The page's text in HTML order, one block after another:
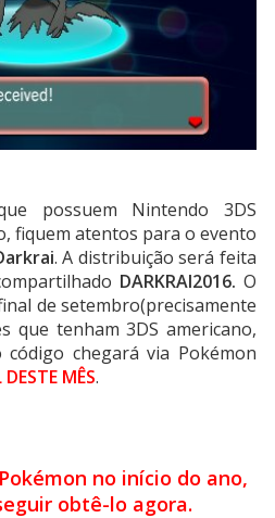
possuem Nintendo 3DS
fiquem atentos para o evento
. A distribuição será feita
DARKRAI2016.O
de setembro(precisamente
que tenham 3DS americano,
chegará via Pokémon
MÊS.
no início do ano,
obtê-lo agora.